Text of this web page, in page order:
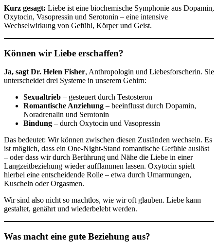
Kurz gesagt: Liebe ist eine biochemische Symphonie aus Dopamin,
Oxytocin, Vasopressin und Serotonin – eine intensive
Wechselwirkung von Gefühl, Körper und Geist.
Können wir Liebe erschaffen?
Ja, sagt Dr. Helen Fisher, Anthropologin und Liebesforscherin. Sie
unterscheidet drei Systeme in unserem Gehirn:
Sexualtrieb – gesteuert durch Testosteron
Romantische Anziehung – beeinflusst durch Dopamin,
Noradrenalin und Serotonin
Bindung – durch Oxytocin und Vasopressin
Das bedeutet: Wir können zwischen diesen Zuständen wechseln. Es
ist möglich, dass ein One-Night-Stand romantische Gefühle auslöst
– oder dass wir durch Berührung und Nähe die Liebe in einer
Langzeitbeziehung wieder aufflammen lassen. Oxytocin spielt
hierbei eine entscheidende Rolle – etwa durch Umarmungen,
Kuscheln oder Orgasmen.
Wir sind also nicht so machtlos, wie wir oft glauben. Liebe kann
gestaltet, genährt und wiederbelebt werden.
Was macht eine gute Beziehung aus?